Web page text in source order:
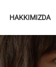
HAKKIMIZDA